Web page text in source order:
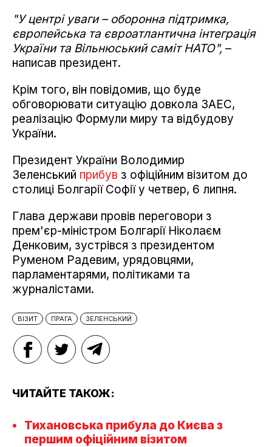
"У центрі уваги – оборонна підтримка,
європейська та євроатлантична інтеграція
України та Вільнюський саміт НАТО", –
написав президент.
Крім того, він повідомив, що буде
обговорювати ситуацію довкола ЗАЕС,
реалізацію Формули миру та відбудову
України.
Президент України Володимир
Зеленський прибув з офіційним візитом до
столиці Болгарії Софії у четвер, 6 липня.
Глава держави провів переговори з
прем'єр-міністром Болгарії Ніколаєм
Денковим, зустрівся з президентом
Руменом Радевим, урядовцями,
парламентарями, політиками та
журналістами.
ВІЗИТ ПРАГА ЗЕЛЕНСЬКИЙ
ЧИТАЙТЕ ТАКОЖ:
Тихановська прибула до Києва з
першим офіційним візитом